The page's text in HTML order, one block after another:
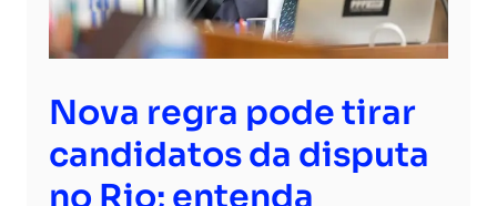
Nova regra pode tirar
candidatos da disputa
no Rio; entenda